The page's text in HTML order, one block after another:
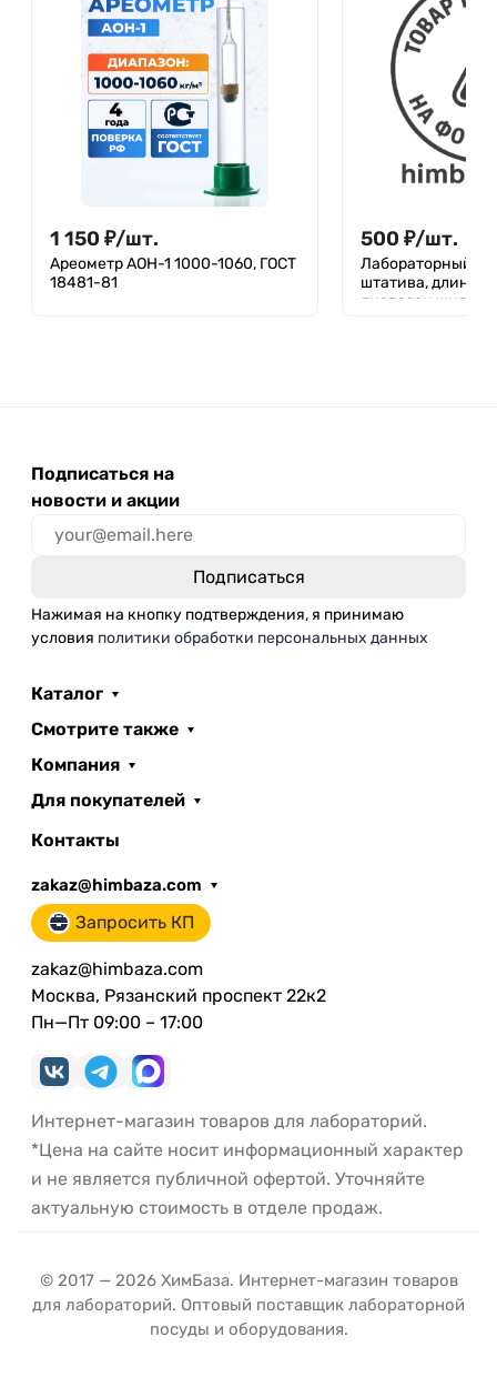
1 150 ₽/шт.
Ареометр АОН-1 1000-1060, ГОСТ
18481-81
500 ₽/шт.
Лабораторный
штатива, длина
диапазон
Подписаться на
новости и акции
Нажимая на кнопку подтверждения, я принимаю
условия политики обработки персональных данных
Каталог
Смотрите также
Компания
Для покупателей
Контакты
zakaz@himbaza.com
Запросить КП
zakaz@himbaza.com
Москва, Рязанский проспект 22к2
Пн—Пт 09:00 – 17:00
Интернет-магазин товаров для лабораторий.
*Цена на сайте носит информационный характер
и не является публичной офертой. Уточняйте
актуальную стоимость в отделе продаж.
© 2017 — 2026 ХимБаза. Интернет-магазин товаров
для лабораторий. Оптовый поставщик лабораторной
посуды и оборудования.